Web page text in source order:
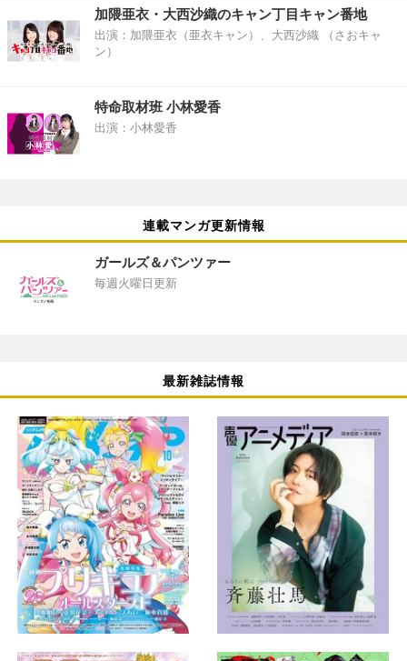
加隈亜衣・大西沙織のキャン丁目キャン番地
出演：加隈亜衣（亜衣キャン）、大西沙織 （さおキャ
ン）
特命取材班 小林愛香
出演：小林愛香
連載マンガ更新情報
ガールズ＆パンツァー
毎週火曜日更新
最新雑誌情報